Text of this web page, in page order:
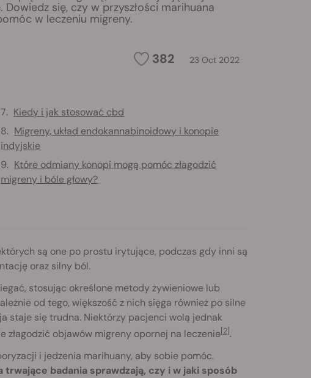
Dowiedz się, czy w przyszłości marihuana
w leczeniu migreny.
382 23 Oct 2022
Kiedy i jak stosować cbd
Migreny, układ endokannabinoidowy i konopie
indyjskie
Które odmiany konopi mogą pomóc złagodzić
migreny i bóle głowy?
są one po prostu irytujące, podczas gdy inni są
oraz silny ból.
stosując określone metody żywieniowe lub
od tego, większość z nich sięga również po silne
staje się trudna. Niektórzy pacjenci wolą jednak
złagodzić objawów migreny opornej na leczenie[2].
i jedzenia marihuany, aby sobie pomóc.
badania sprawdzają, czy i w jaki sposób